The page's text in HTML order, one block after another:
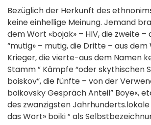
Bezüglich der Herkunft des
keine einhellige Meinung. Jemand
dem Wort «bojak» – HIV, die zweite –
“mutig» – mutig, die Dritte – aus dem
Krieger, die vierte-aus dem Namen
Stamm ” Kämpfe “oder skythischen
boiskov”, die fünfte – von der
boikovsky Gespräch Anteil” Boye«,
des zwanzigsten
das Wort» boiki ” als